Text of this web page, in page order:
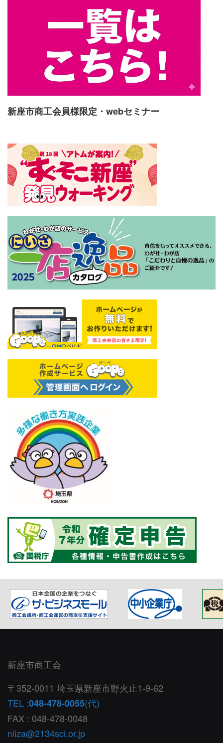
新座市商工会員様限定・webセミナー
新座市商工会
〒352-0011 埼玉県新座市野火止1-9-62
TEL :048-478-0055(代)
FAX : 048-478-0048
niiza@2134sci.or.jp